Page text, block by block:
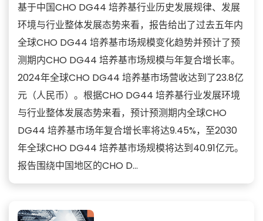
基于中国CHO DG44 培养基行业历史发展规律、发展
环境与行业整体发展态势来看，报告给出了过去五年内
全球CHO DG44 培养基市场规模变化趋势并预计了预
测期内CHO DG44 培养基市场规模与年复合增长率。
2024年全球CHO DG44 培养基市场营收达到了23.8亿
元（人民币）。根据CHO DG44 培养基行业发展环境
与行业整体发展态势来看，预计预测期内全球CHO
DG44 培养基市场年复合增长率将达9.45%，至2030
年全球CHO DG44 培养基市场规模将达到40.91亿元。
报告围绕中国地区的CHO D...